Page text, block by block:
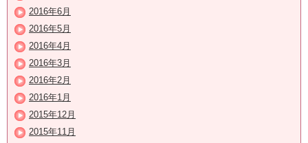
2016年6月
2016年5月
2016年4月
2016年3月
2016年2月
2016年1月
2015年12月
2015年11月